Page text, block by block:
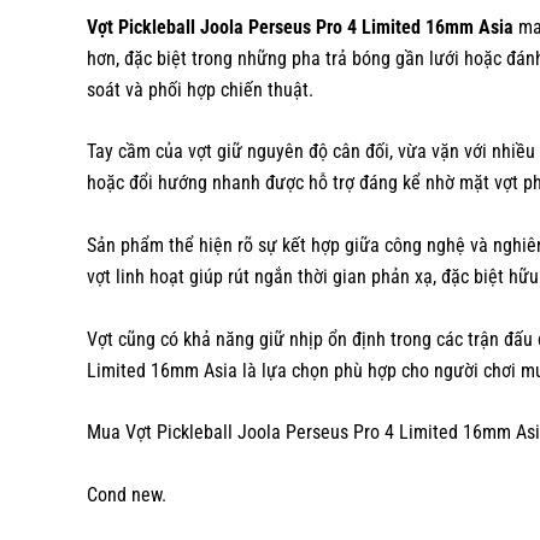
Vợt Pickleball Joola Perseus Pro 4 Limited 16mm Asia
hơn, đặc biệt trong những pha trả bóng gần lưới hoặc
soát và phối hợp chiến thuật.
Tay cầm của vợt giữ nguyên độ cân đối, vừa vặn với
hoặc đổi hướng nhanh được hỗ trợ đáng kể nhờ mặt vợt
Sản phẩm thể hiện rõ sự kết hợp giữa công nghệ và
vợt linh hoạt giúp rút ngắn thời gian phản xạ, đặc biệt
Vợt cũng có khả năng giữ nhịp ổn định trong các trận
Limited 16mm Asia là lựa chọn phù hợp cho người chơi
Mua Vợt Pickleball Joola Perseus Pro 4 Limited 16mm
Cond new.